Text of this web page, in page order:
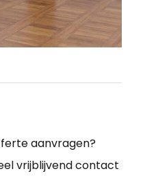
aanvragen?
vrijblijvend contact